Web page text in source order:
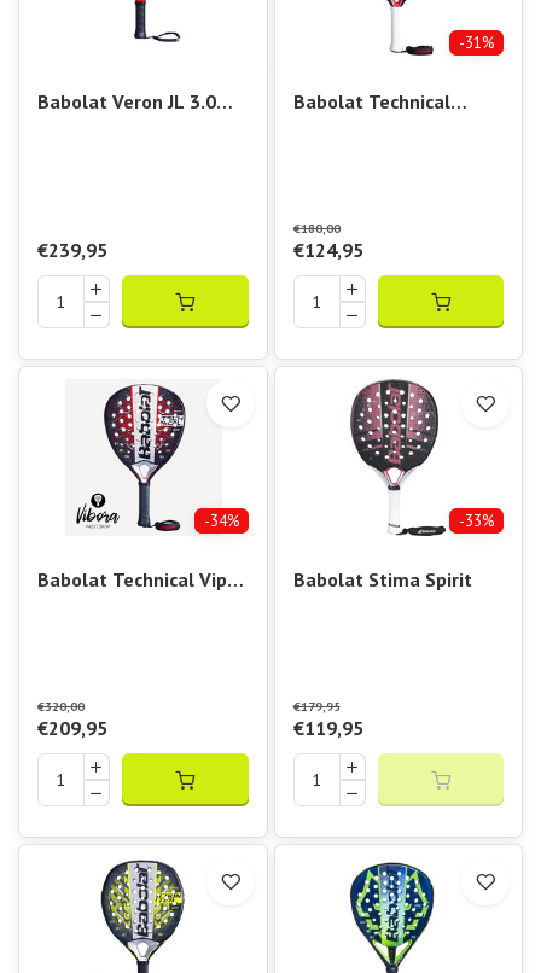
Babolat Veron JL 3.0
€239,95
-31%
Babolat Technical
€180,00
€124,95
-34%
Babolat Technical Viper
€320,00
€209,95
-33%
Babolat Stima Spirit
€179,95
€119,95